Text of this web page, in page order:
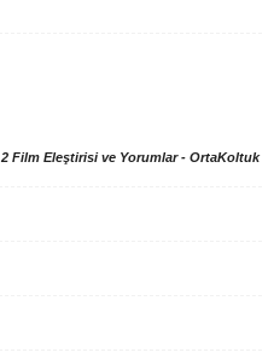
2 Film Eleştirisi ve Yorumlar - OrtaKoltuk